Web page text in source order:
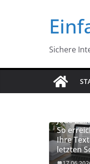
Sichere
Jede
So
Ihre
letzten